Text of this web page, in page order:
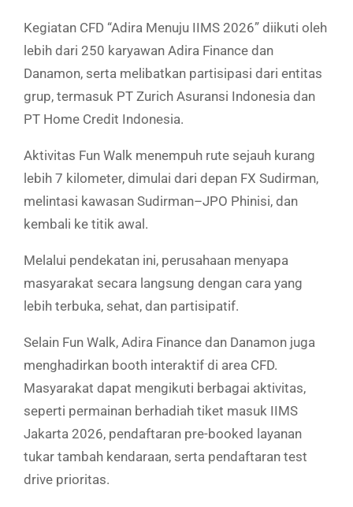
Kegiatan CFD “Adira Menuju IIMS 2026” diikuti oleh
lebih dari 250 karyawan Adira Finance dan
Danamon, serta melibatkan partisipasi dari entitas
grup, termasuk PT Zurich Asuransi Indonesia dan
PT Home Credit Indonesia.
Aktivitas Fun Walk menempuh rute sejauh kurang
lebih 7 kilometer, dimulai dari depan FX Sudirman,
melintasi kawasan Sudirman–JPO Phinisi, dan
kembali ke titik awal.
Melalui pendekatan ini, perusahaan menyapa
masyarakat secara langsung dengan cara yang
lebih terbuka, sehat, dan partisipatif.
Selain Fun Walk, Adira Finance dan Danamon juga
menghadirkan booth interaktif di area CFD.
Masyarakat dapat mengikuti berbagai aktivitas,
seperti permainan berhadiah tiket masuk IIMS
Jakarta 2026, pendaftaran pre-booked layanan
tukar tambah kendaraan, serta pendaftaran test
drive prioritas.